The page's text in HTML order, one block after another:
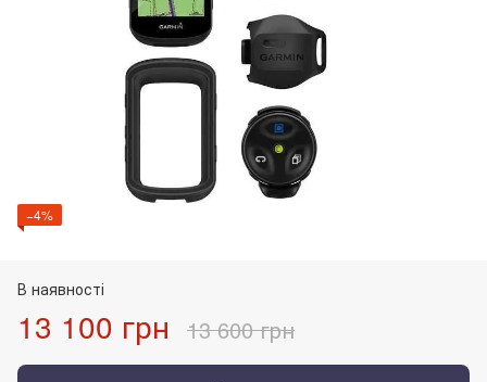
−4%
В наявності
13 100 грн 13 600 грн